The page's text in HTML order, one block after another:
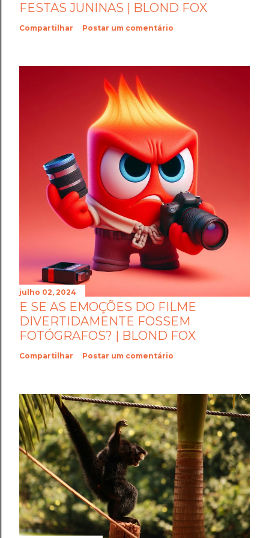
FESTAS JUNINAS | BLOND FOX
Compartilhar Postar um comentário
julho 02, 2024
E SE AS EMOÇÕES DO FILME
DIVERTIDAMENTE FOSSEM
FOTÓGRAFOS? | BLOND FOX
Compartilhar Postar um comentário